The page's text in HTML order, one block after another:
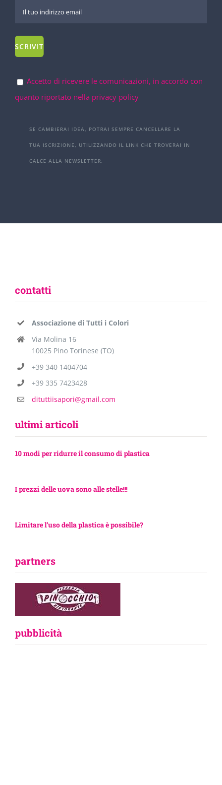
Accetto di ricevere le comunicazioni, in accordo con
quanto riportato nella privacy policy
SE CAMBIERAI IDEA, POTRAI SEMPRE CANCELLARE LA
TUA ISCRIZIONE, UTILIZZANDO IL LINK CHE TROVERAI IN
CALCE ALLA NEWSLETTER.
contatti
Associazione di Tutti i Colori
Via Molina 16
10025 Pino Torinese (TO)
+39 340 1404704
+39 335 7423428
dituttiisapori@gmail.com
ultimi articoli
10 modi per ridurre il consumo di plastica
I prezzi delle uova sono alle stelle!!!
Limitare l’uso della plastica è possibile?
partners
pubblicità